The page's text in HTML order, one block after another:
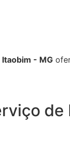
- MG